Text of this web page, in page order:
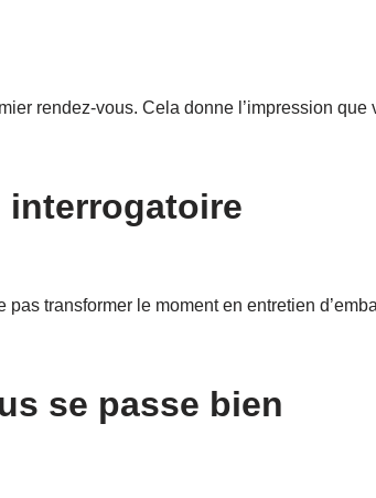
rendez-vous. Cela donne l’impression que
interrogatoire
transformer le moment en entretien
se passe bien